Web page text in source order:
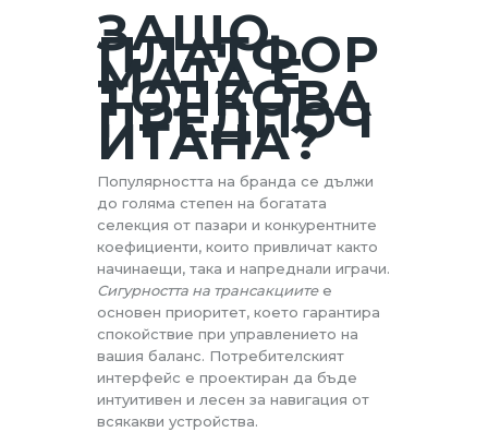
ЗАЩО
ПЛАТФОР
МАТА Е
ТОЛКОВА
ПРЕДПОЧ
ИТАНА?
Популярността на бранда се дължи
до голяма степен на богатата
селекция от пазари и конкурентните
коефициенти, които привличат както
начинаещи, така и напреднали играчи.
Сигурността на трансакциитее
основен приоритет, което гарантира
спокойствие при управлението на
вашия баланс. Потребителският
интерфейс е проектиран да бъде
интуитивен и лесен за навигация от
всякакви устройства.